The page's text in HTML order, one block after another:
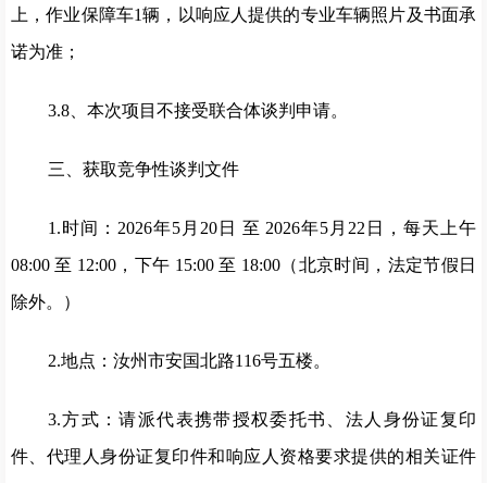
上，作业保障车1辆，以响应人提供的专业车辆照片及书面承
诺为准；
3.8、本次项目不接受联合体谈判申请。
三、获取竞争性谈判文件
1.时间：2026年5月20日 至 2026年5月22日，每天上午
08:00 至 12:00，下午 15:00 至 18:00（北京时间，法定节假日
除外。）
2.地点：汝州市安国北路116号五楼。
3.方式：请派代表携带授权委托书、法人身份证复印
件、代理人身份证复印件和响应人资格要求提供的相关证件